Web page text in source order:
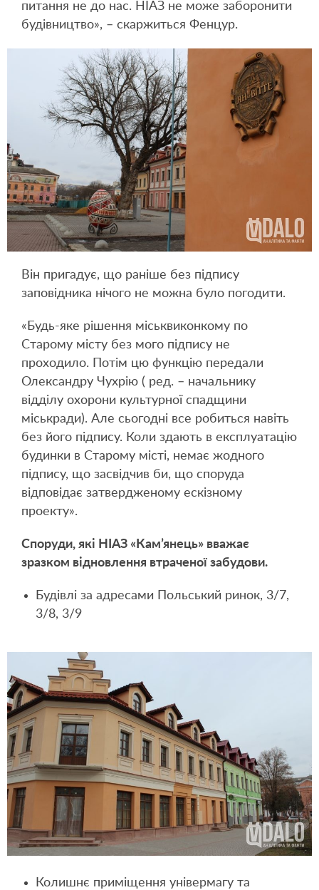
питання не до нас. НІАЗ не може заборонити
будівництво», – скаржиться Фенцур.
Він пригадує, що раніше без підпису
заповідника нічого не можна було погодити.
«Будь-яке рішення міськвиконкому по
Старому місту без мого підпису не
проходило. Потім цю функцію передали
Олександру Чухрію ( ред. – начальнику
відділу охорони культурної спадщини
міськради). Але сьогодні все робиться навіть
без його підпису. Коли здають в експлуатацію
будинки в Старому місті, немає жодного
підпису, що засвідчив би, що споруда
відповідає затвердженому ескізному
проекту».
Споруди, які НІАЗ «Кам’янець» вважає
зразком відновлення втраченої забудови.
Будівлі за адресами Польський ринок, 3/7,
3/8, 3/9
Колишнє приміщення універмагу та